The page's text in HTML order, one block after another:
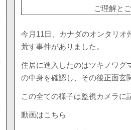
ご理解と
今月11日、カナダのオンタリオ
荒す事件がありました。
住居に進入したのはツキノワグ
の中身を確認し、その後正面玄
この全ての様子は監視カメラに
動画はこちら